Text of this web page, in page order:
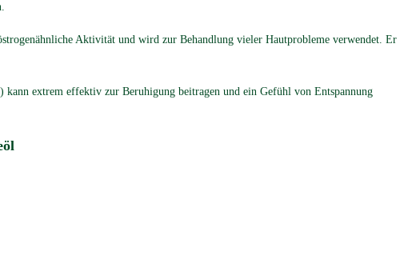
Aktivität und wird zur Behandlung vieler Haut­probleme verwendet. Er
kann extrem effektiv zur Beruhigung beitragen und ein Gefühl von Entspannung